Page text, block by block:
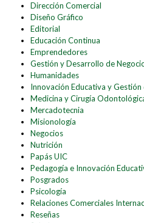
Dirección Comercial
Diseño Gráfico
Editorial
Educación Continua
Emprendedores
Gestión y Desarrollo de
Humanidades
Innovación Educativa y
Medicina y Cirugía
Mercadotecnia
Misionología
Negocios
Nutrición
Papás UIC
Pedagogía e Innovación
Posgrados
Psicología
Relaciones Comerciales
Reseñas